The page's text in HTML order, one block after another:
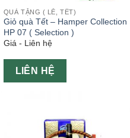
QUÀ TẶNG ( LỄ, TẾT)
Giỏ quà Tết – Hamper Collection
HP 07 ( Selection )
Giá - Liên hệ
LIÊN HỆ